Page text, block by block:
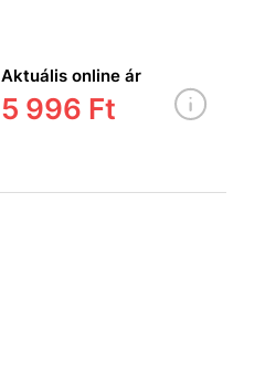
Aktuális online ár
5 996 Ft